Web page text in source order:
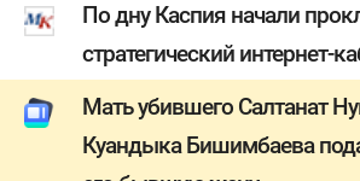
По дну Каспия начали
стратегический интернет-
Мать убившего Салтанат
Куандыка Бишимбаева